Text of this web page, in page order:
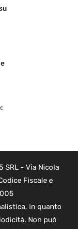
SRL - Via Nicola
Fiscale e
in quanto
Non può